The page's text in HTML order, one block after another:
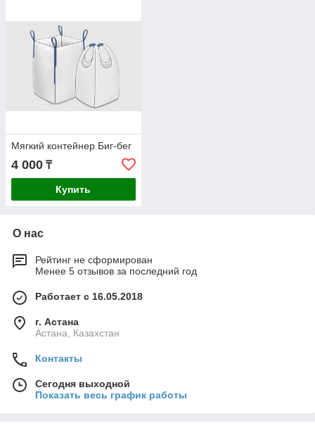
Мягкий контейнер Биг-бег
4 000 ₸
Купить
О нас
Рейтинг не сформирован
Менее 5 отзывов за последний год
Работает с 16.05.2018
г. Астана
Астана, Казахстан
Контакты
Сегодня выходной
Показать весь график работы